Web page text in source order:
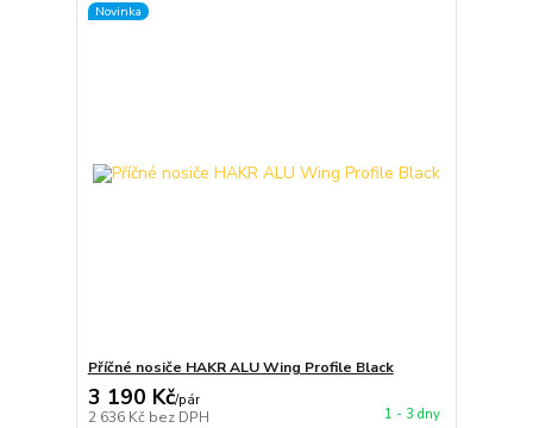
Novinka
Příčné nosiče HAKR ALU Wing Profile Black
3 190 Kč/pár
2 636 Kč bez DPH 1 - 3 dny